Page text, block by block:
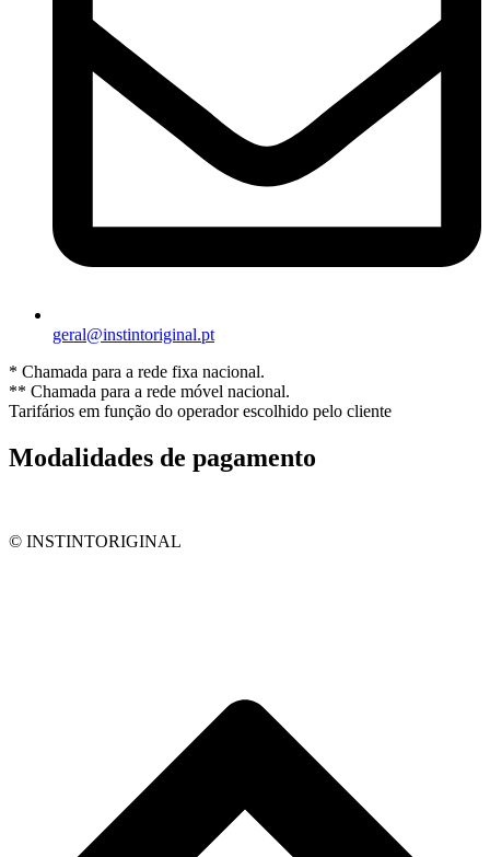
geral@instintoriginal.pt
* Chamada para a rede fixa nacional.
** Chamada para a rede móvel nacional.
Tarifários em função do operador escolhido pelo cliente
Modalidades de pagamento
© INSTINTORIGINAL